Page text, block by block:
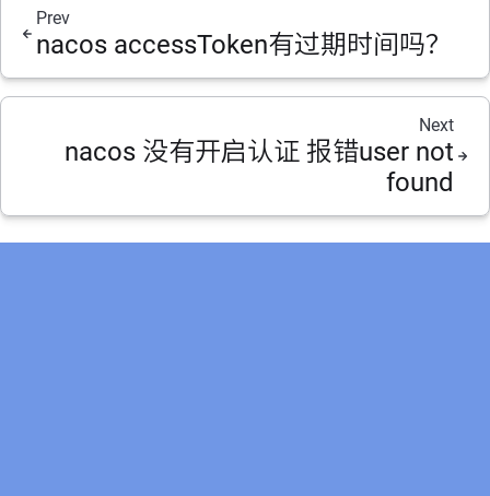
Prev
nacos accessToken有过期时间吗？
Next
nacos 没有开启认证 报错user not
found